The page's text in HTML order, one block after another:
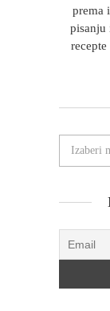
prema
pisanju